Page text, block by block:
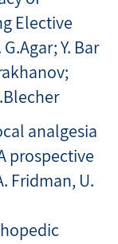
Elective
Y. Bar
analgesia
prospective
Fridman, U.